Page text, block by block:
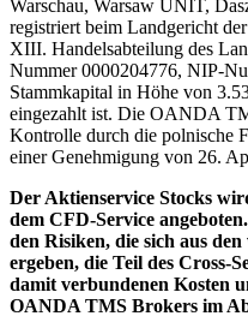
Warschau, Warsaw UNIT,
registriert beim Landgericht
XIII. Handelsabteilung des
Nummer 0000204776, NIP-
Stammkapital in Höhe von
eingezahlt ist. Die OANDA
Kontrolle durch die polnische
einer Genehmigung von 26.
Der Aktienservice Stocks
dem CFD-Service
den Risiken, die sich aus
ergeben, die Teil des Cross-
damit verbundenen Kosten
OANDA TMS Brokers im